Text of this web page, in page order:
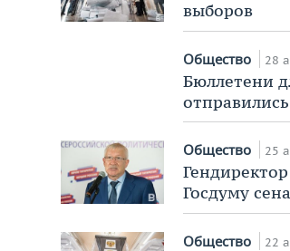
выборов
Общество 28
Бюллетени
Общество 25
Госдуму
Общество 22